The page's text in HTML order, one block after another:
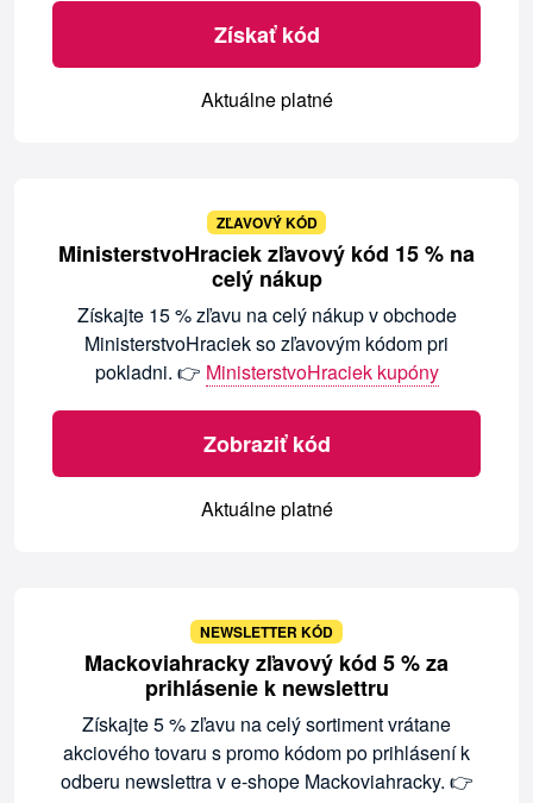
Získať kód
Aktuálne platné
ZĽAVOVÝ KÓD
MinisterstvoHraciek zľavový kód 15 % na
celý nákup
Získajte 15 % zľavu na celý nákup v obchode
MinisterstvoHraciek so zľavovým kódom pri
pokladni. 👉 MinisterstvoHraciek kupóny
Zobraziť kód
Aktuálne platné
NEWSLETTER KÓD
Mackoviahracky zľavový kód 5 % za
prihlásenie k newslettru
Získajte 5 % zľavu na celý sortiment vrátane
akciového tovaru s promo kódom po prihlásení k
odberu newslettra v e-shope Mackoviahracky. 👉